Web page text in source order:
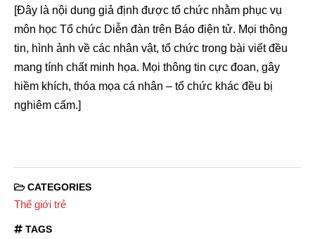
[Đây là nội dung giả định được tổ chức nhằm phục vụ
môn học Tổ chức Diễn đàn trên Báo điện tử. Mọi thông
tin, hình ảnh về các nhân vật, tổ chức trong bài viết đều
mang tính chất minh họa. Mọi thông tin cực đoan, gây
hiềm khích, thóa mọa cá nhân – tổ chức khác đều bị
nghiêm cấm.]
CATEGORIES
Thế giới trẻ
TAGS